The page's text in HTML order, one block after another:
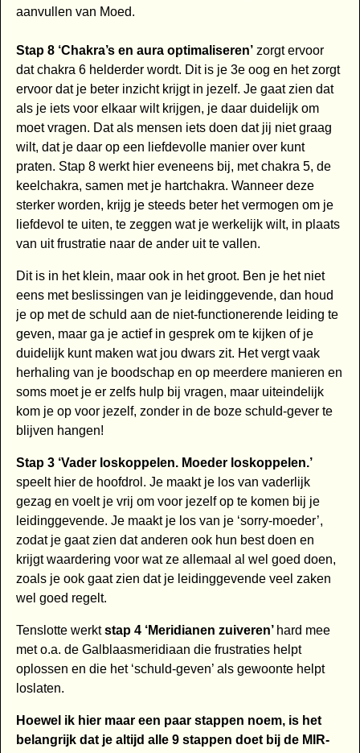
aanvullen van Moed.
Stap 8 ‘Chakra’s en aura optimaliseren’zorgt ervoor
dat chakra 6 helderder wordt. Dit is je 3e oog en het zorgt
ervoor dat je beter inzicht krijgt in jezelf. Je gaat zien dat
als je iets voor elkaar wilt krijgen, je daar duidelijk om
moet vragen. Dat als mensen iets doen dat jij niet graag
wilt, dat je daar op een liefdevolle manier over kunt
praten. Stap 8 werkt hier eveneens bij, met chakra 5, de
keelchakra, samen met je hartchakra. Wanneer deze
sterker worden, krijg je steeds beter het vermogen om je
liefdevol te uiten, te zeggen wat je werkelijk wilt, in plaats
van uit frustratie naar de ander uit te vallen.
Dit is in het klein, maar ook in het groot. Ben je het niet
eens met beslissingen van je leidinggevende, dan houd
je op met de schuld aan de niet-functionerende leiding te
geven, maar ga je actief in gesprek om te kijken of je
duidelijk kunt maken wat jou dwars zit. Het vergt vaak
herhaling van je boodschap en op meerdere manieren en
soms moet je er zelfs hulp bij vragen, maar uiteindelijk
kom je op voor jezelf, zonder in de boze schuld-gever te
blijven hangen!
Stap 3 ‘Vader loskoppelen. Moeder loskoppelen.’
speelt hier de hoofdrol. Je maakt je los van vaderlijk
gezag en voelt je vrij om voor jezelf op te komen bij je
leidinggevende. Je maakt je los van je ‘sorry-moeder’,
zodat je gaat zien dat anderen ook hun best doen en
krijgt waardering voor wat ze allemaal al wel goed doen,
zoals je ook gaat zien dat je leidinggevende veel zaken
wel goed regelt.
Tenslotte werktstap 4 ‘Meridianen zuiveren’ hard mee
met o.a. de Galblaasmeridiaan die frustraties helpt
oplossen en die het ‘schuld-geven’ als gewoonte helpt
loslaten.
Hoewel ik hier maar een paar stappen noem, is het
belangrijk dat je altijd alle 9 stappen doet bij de MIR-